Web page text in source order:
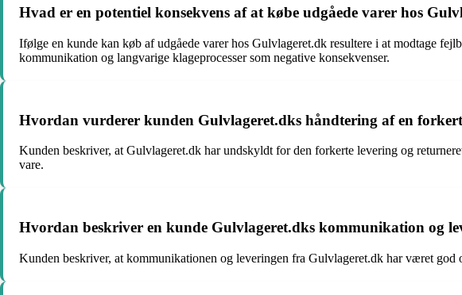
Hvad er en potentiel konsekvens af at købe udgåede varer hos
Ifølge en kunde kan køb af udgåede varer hos Gulvlageret.dk resultere i at modtage
kommunikation og langvarige klageprocesser som negative konsekvenser.
Hvordan vurderer kunden Gulvlageret.dks håndtering af en
Kunden beskriver, at Gulvlageret.dk har undskyldt for den forkerte levering og
vare.
Hvordan beskriver en kunde Gulvlageret.dks kommunikation og
Kunden beskriver, at kommunikationen og leveringen fra Gulvlageret.dk har været